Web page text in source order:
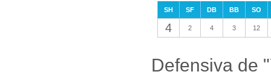
SH SF DB BB SO
4 2 4 3 12
Defensiva de